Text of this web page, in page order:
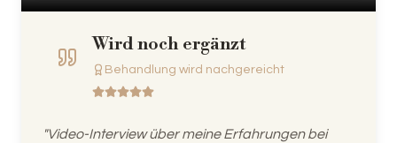
Wird noch ergänzt
Behandlung wird nachgereicht
"Video-Interview über meine Erfahrungen bei